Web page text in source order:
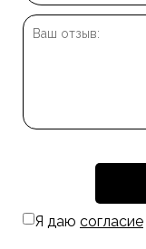
Я даю согласие